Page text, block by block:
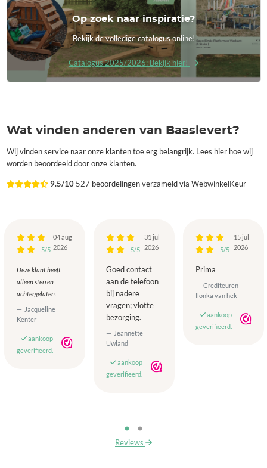
Op zoek naar inspiratie?
Bekijk de volledige catalogus online!
Catalogus 2025/2026: Bekijk hier!
Wat vinden anderen van Baaslevert?
Wij vinden service naar onze klanten toe erg belangrijk. Lees hier hoe wij
worden beoordeeld door onze klanten.
9.5/10 527 beoordelingen verzameld via WebwinkelKeur
5/5
04 aug
2026
Deze klant heeft
alleen sterren
achtergelaten.
Jacqueline
Kenter
aankoop
geverifieerd.
5/5
31 jul
2026
Goed contact
aan de telefoon
bij nadere
vragen; vlotte
bezorging.
Jeannette
Uwland
aankoop
geverifieerd.
5/5
15 jul
2026
Prima
Crediteuren
Ilonka van hek
aankoop
geverifieerd.
Reviews